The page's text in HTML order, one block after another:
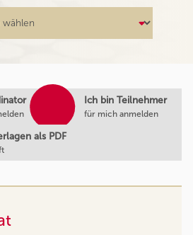
Ich bin Teilnehmer
für mich anmelden
als PDF